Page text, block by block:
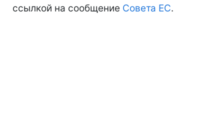
ссылкой на сообщение Совета ЕС.